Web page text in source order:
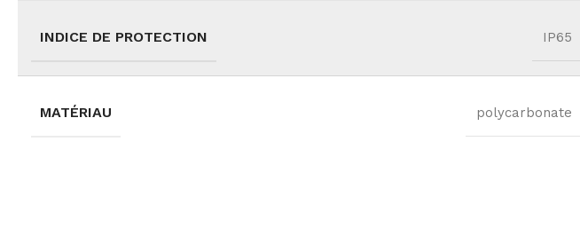
INDICE DE PROTECTION IP65
MATÉRIAU polycarbonate